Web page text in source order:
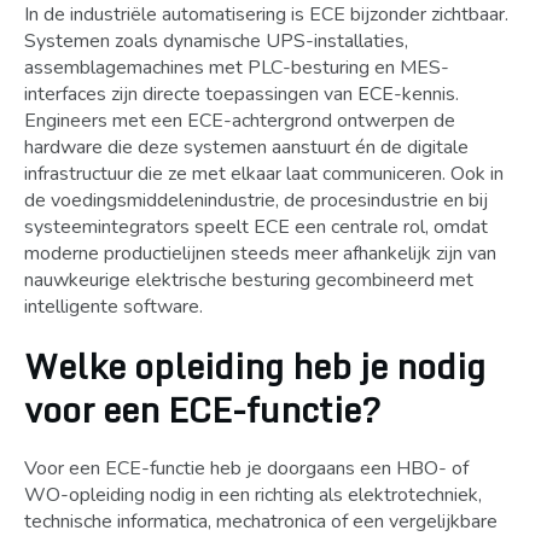
In de industriële automatisering is ECE bijzonder zichtbaar.
Systemen zoals dynamische UPS-installaties,
assemblagemachines met PLC-besturing en MES-
interfaces zijn directe toepassingen van ECE-kennis.
Engineers met een ECE-achtergrond ontwerpen de
hardware die deze systemen aanstuurt én de digitale
infrastructuur die ze met elkaar laat communiceren. Ook in
de voedingsmiddelenindustrie, de procesindustrie en bij
systeemintegrators speelt ECE een centrale rol, omdat
moderne productielijnen steeds meer afhankelijk zijn van
nauwkeurige elektrische besturing gecombineerd met
intelligente software.
Welke opleiding heb je nodig
voor een ECE-functie?
Voor een ECE-functie heb je doorgaans een HBO- of
WO-opleiding nodig in een richting als elektrotechniek,
technische informatica, mechatronica of een vergelijkbare